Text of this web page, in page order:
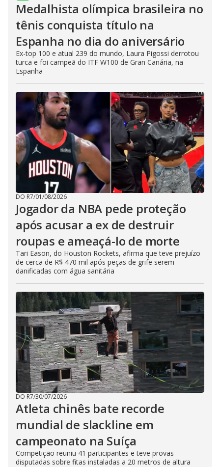
Medalhista olímpica brasileira no
tênis conquista título na
Espanha no dia do aniversário
Ex-top 100 e atual 239 do mundo, Laura Pigossi derrotou
turca e foi campeã do ITF W100 de Gran Canária, na
Espanha
DO R7/01/08/2026
Jogador da NBA pede proteção
após acusar a ex de destruir
roupas e ameaçá-lo de morte
Tari Eason, do Houston Rockets, afirma que teve prejuízo
de cerca de R$ 470 mil após peças de grife serem
danificadas com água sanitária
DO R7/30/07/2026
Atleta chinês bate recorde
mundial de slackline em
campeonato na Suíça
Competição reuniu 41 participantes e teve provas
disputadas sobre fitas instaladas a 20 metros de altura